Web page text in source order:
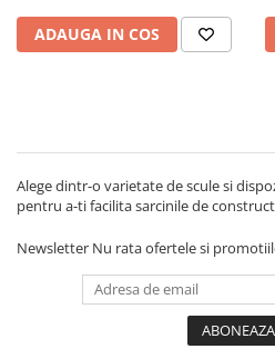
Echipamente de filtrare si
Obiecte sanitare
Baterii bucatarie cu filtru
ADAUGA IN COS
Alege dintr-o varietate de scule si
pentru a-ti facilita sarcinile de
Newsletter Nu rata ofertele si